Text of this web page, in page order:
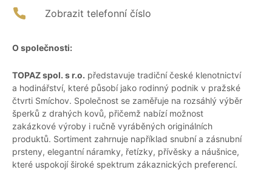
Zobrazit telefonní číslo
O společnosti:
TOPAZ spol. s r.o. představuje tradiční české klenotnictví
a hodinářství, které působí jako rodinný podnik v pražské
čtvrti Smíchov. Společnost se zaměřuje na rozsáhlý výběr
šperků z drahých kovů, přičemž nabízí možnost
zakázkové výroby i ručně vyráběných originálních
produktů. Sortiment zahrnuje například snubní a zásnubní
prsteny, elegantní náramky, řetízky, přívěsky a náušnice,
které uspokojí široké spektrum zákaznických preferencí.